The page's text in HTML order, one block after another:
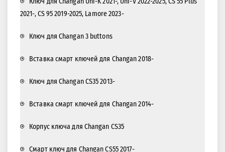
2021-, CS 95 2019-2025, Lamore 2023-
Ключ для Changan 3 buttons
Вставка смарт ключей для Changan 2018-
Ключ для Changan CS35 2013-
Вставка смарт ключей для Changan 2014-
Корпус ключа для Changan CS35
Смарт ключ для Changan CS55 2017-